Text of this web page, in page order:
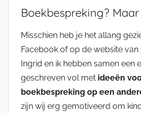
Boekbespreking?
Misschien heb je het allang
Facebook of op de website van
Ingrid en ik hebben samen een
geschreven vol met ideeën
boekbespreking op een
zijn wij erg gemotiveerd om